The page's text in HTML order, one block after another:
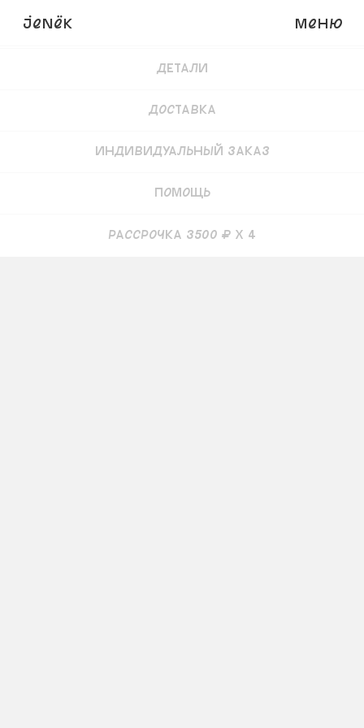
JENёK Меню
Детали
Доставка
Индивидуальный заказ
Помощь
рассрочка 3500 ₽ x 4